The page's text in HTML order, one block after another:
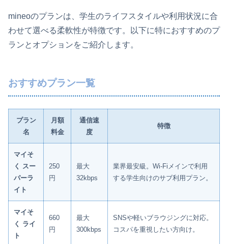
mineoのプランは、学生のライフスタイルや利用状況に合
わせて選べる柔軟性が特徴です。以下に特におすすめのプ
ランとオプションをご紹介します。
おすすめプラン一覧
プラン
名
月額
料金
通信速
度
特徴
マイそ
く スー
パーラ
イト
250
円
最大
32kbps
業界最安級。Wi-Fiメインで利用
する学生向けのサブ利用プラン。
マイそ
く ライ
ト
660
円
最大
300kbps
SNSや軽いブラウジングに対応。
コスパを重視したい方向け。